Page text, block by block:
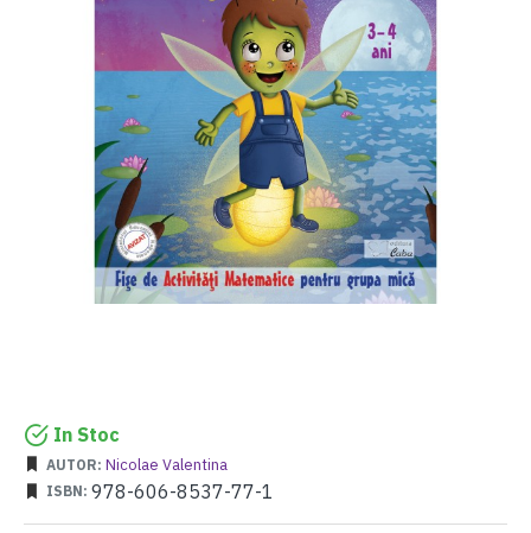
In Stoc
AUTOR: Nicolae Valentina
ISBN: 978-606-8537-77-1